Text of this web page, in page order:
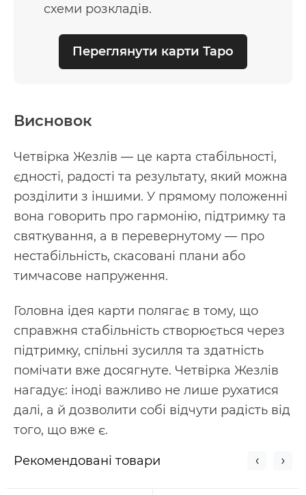
схеми розкладів.
Переглянути карти Таро
Висновок
Четвірка Жезлів — це карта стабільності,
єдності, радості та результату, який можна
розділити з іншими. У прямому положенні
вона говорить про гармонію, підтримку та
святкування, а в перевернутому — про
нестабільність, скасовані плани або
тимчасове напруження.
Головна ідея карти полягає в тому, що
справжня стабільність створюється через
підтримку, спільні зусилля та здатність
помічати вже досягнуте. Четвірка Жезлів
нагадує: іноді важливо не лише рухатися
далі, а й дозволити собі відчути радість від
того, що вже є.
Рекомендовані товари